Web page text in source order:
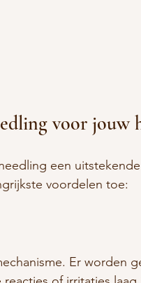
voor jouw
een
voordelen toe:
Er worden